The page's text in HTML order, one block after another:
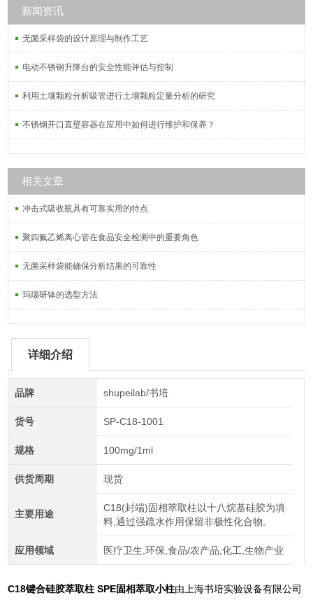
新闻资讯
无菌采样袋的设计原理与制作工艺
电动不锈钢升降台的安全性能评估与控制
利用土壤颗粒分析吸管进行土壤颗粒定量分析的研究
不锈钢开口直壁容器在应用中如何进行维护和保养？
相关文章
冲击式吸收瓶具有可靠实用的特点
聚四氟乙烯离心管在食品安全检测中的重要角色
无菌采样袋能确保分析结果的可靠性
玛瑙研钵的选型方法
详细介绍
品牌 shupeilab/书培
货号 SP-C18-1001
规格 100mg/1ml
供货周期 现货
主要用途
C18(封端)固相萃取柱以十八烷基硅胶为填
料,通过强疏水作用保留非极性化合物。
应用领域 医疗卫生,环保,食品/农产品,化工,生物产业
C18键合硅胶萃取柱 SPE固相萃取小柱由上海书培实验设备有限公司